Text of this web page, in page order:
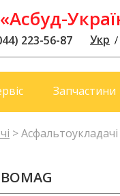
223-56-87 Укр
Запчастини
>Асфальтоукладачі